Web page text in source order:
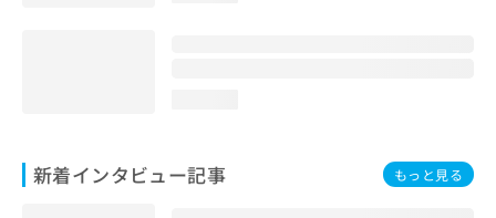
新着インタビュー記事 もっと見る